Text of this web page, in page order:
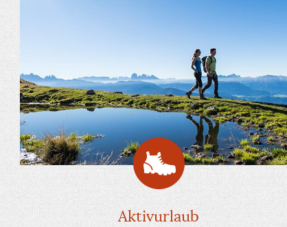
Aktivurlaub